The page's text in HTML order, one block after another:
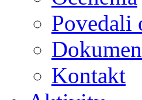
Povedali
Kontakt